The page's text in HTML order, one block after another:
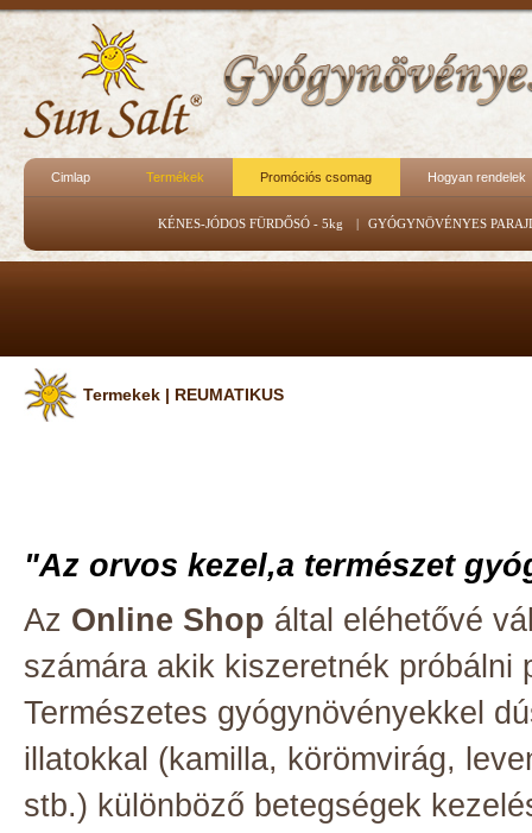
Cimlap Termékek Promóciós csomag Hogyan rendelek
KÉNES-JÓDOS FÜRDŐSÓ - 5kg | GYÓGYNÖVÉNYES
Termekek | REUMATIKUS
"Az orvos kezel,a természet
Az Online Shop által eléhetővé
számára akik kiszeretnék
Természetes gyógynövényekkel
illatokkal (kamilla, körömvirág,
stb.) különböző betegségek